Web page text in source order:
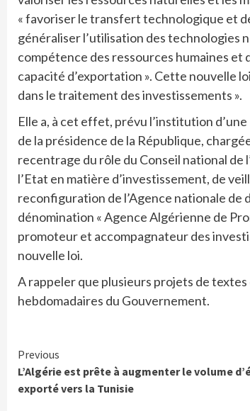
« favoriser le transfert technologique et
généraliser l’utilisation des technologies
compétence des ressources humaines et
capacité d’exportation ». Cette nouvelle
dans le traitement des investissements ».
Elle a, à cet effet, prévu l’institution
de la présidence de la République,
recentrage du rôle du Conseil national de
l’Etat en matière d’investissement, de
reconfiguration de l’Agence nationale
dénomination « Agence Algérienne de
promoteur et accompagnateur des
nouvelle loi.
A rappeler que plusieurs projets de
hebdomadaires du Gouvernement.
Continue
Reading
Previous
L’Algérie est prête à augmenter le volume
exporté vers la Tunisie